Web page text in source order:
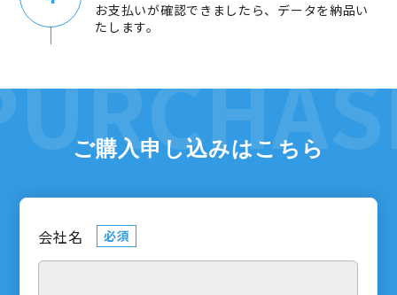
お支払いが確認できましたら、データを納品い
たします。
ご購入申し込みはこちら
会社名 必須